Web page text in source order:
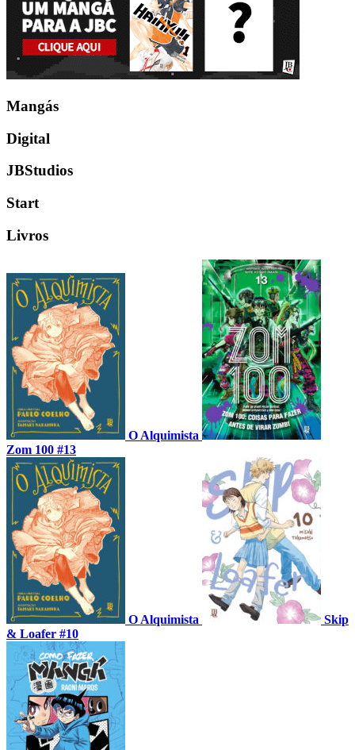
Mangás
Digital
JBStudios
Start
Livros
O Alquimista
Zom 100 #13
O Alquimista
Skip
& Loafer #10